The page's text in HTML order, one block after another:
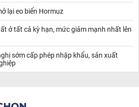
lại eo biển Hormuz
ở tất cả kỳ hạn, mức giảm mạnh nhất lên
sớm cấp phép nhập khẩu, sản xuất